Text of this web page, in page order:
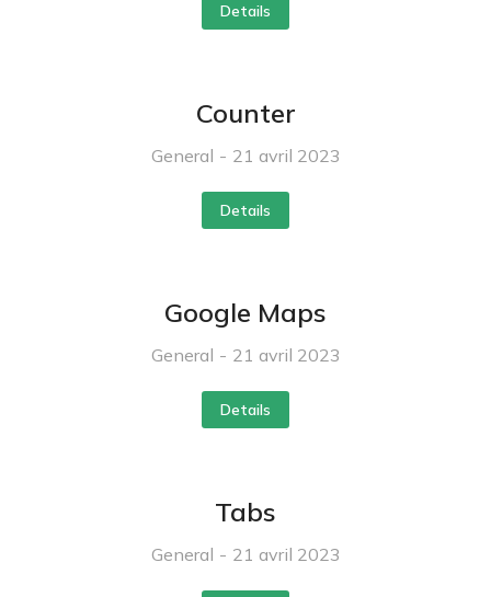
Details
Counter
General 21 avril 2023
Details
Google Maps
General 21 avril 2023
Details
Tabs
General 21 avril 2023